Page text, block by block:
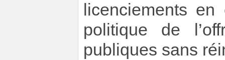
licenciements
politique de
publiques sans